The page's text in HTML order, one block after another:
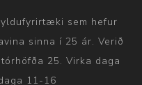
sem hefur
sinna í 25 ár. Verið
25. Virka daga
11-16